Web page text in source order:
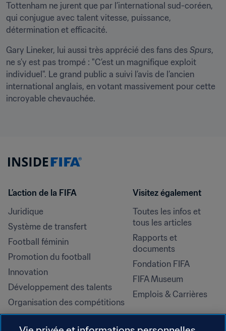
Tottenham ne jurent que par l’international sud-coréen,
qui conjugue avec talent vitesse, puissance,
détermination et efficacité.
Gary Lineker, lui aussi très apprécié des fans des Spurs,
ne s’y est pas trompé : "C’est un magnifique exploit
individuel". Le grand public a suivi l’avis de l’ancien
international anglais, en votant massivement pour cette
incroyable chevauchée.
L’action de la FIFA
Juridique
Système de transfert
Football féminin
Promotion du football
Innovation
Développement des talents
Organisation des compétitions
Développement durable
Visitez également
Toutes les infos et
tous les articles
Rapports et
documents
Fondation FIFA
FIFA Museum
Emplois & Carrières